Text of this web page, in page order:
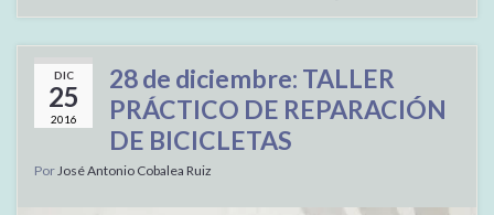
DIC
25
2016
28 de diciembre: TALLER
PRÁCTICO DE REPARACIÓN
DE BICICLETAS
PorJosé Antonio Cobalea Ruiz